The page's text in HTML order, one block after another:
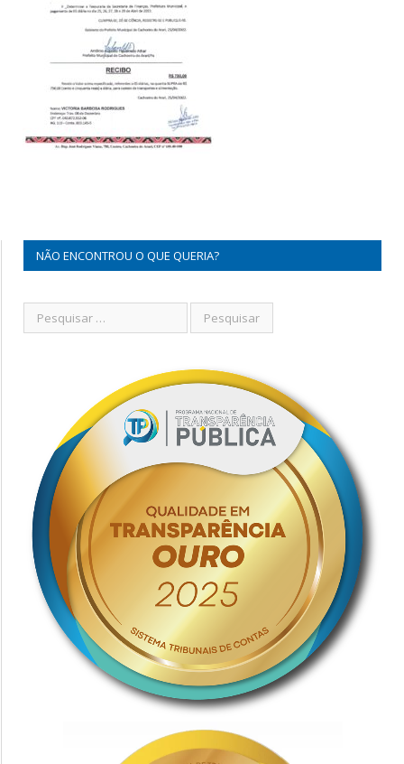
NÃO ENCONTROU O QUE QUERIA?